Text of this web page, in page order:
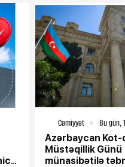
Cəmiyyət
Bu gün,
Azərbaycan Kot-
Müstəqillik Günü
münasibətilə
240 minlik "Bentley", geri